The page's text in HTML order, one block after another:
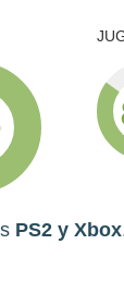
PS2 y Xbox